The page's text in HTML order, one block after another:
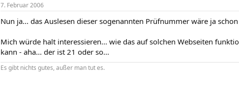
7. Februar 2006
Nun ja... das Auslesen dieser sogenannten Prüfnummer wäre ja
Mich würde halt interessieren... wie das auf solchen Webseiten
kann - aha... der ist 21 oder so...
Es gibt nichts gutes, außer man tut es.